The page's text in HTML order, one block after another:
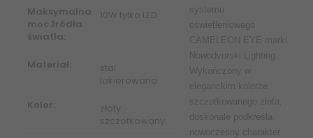
Maksymalna
moc źródła
światła:
10W tylko LED
Materiał:
stal
lakierowana
Kolor:
złoty
szczotkowany
systemu
oświetleniowego
CAMELEON EYE marki
Nowodvorski Lighting.
Wykończony w
eleganckim kolorze
szczotkowanego złota,
doskonale podkreśla
nowoczesny charakter